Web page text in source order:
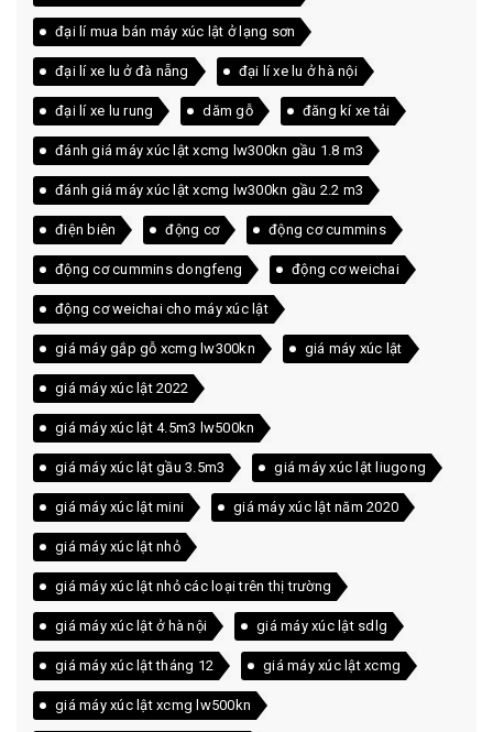
đại lí mua bán máy xúc lật ở lạng sơn
đại lí xe lu ở đà nẵng đại lí xe lu ở hà nội
đại lí xe lu rung dăm gỗ đăng kí xe tải
đánh giá máy xúc lật xcmg lw300kn gầu 1.8 m3
đánh giá máy xúc lật xcmg lw300kn gầu 2.2 m3
điện biên động cơ động cơ cummins
động cơ cummins dongfeng động cơ weichai
động cơ weichai cho máy xúc lật
giá máy gắp gỗ xcmg lw300kn giá máy xúc lật
giá máy xúc lật 2022
giá máy xúc lật 4.5m3 lw500kn
giá máy xúc lật gầu 3.5m3 giá máy xúc lật liugong
giá máy xúc lật mini giá máy xúc lật năm 2020
giá máy xúc lật nhỏ
giá máy xúc lật nhỏ các loại trên thị trường
giá máy xúc lật ở hà nội giá máy xúc lật sdlg
giá máy xúc lật tháng 12 giá máy xúc lật xcmg
giá máy xúc lật xcmg lw500kn